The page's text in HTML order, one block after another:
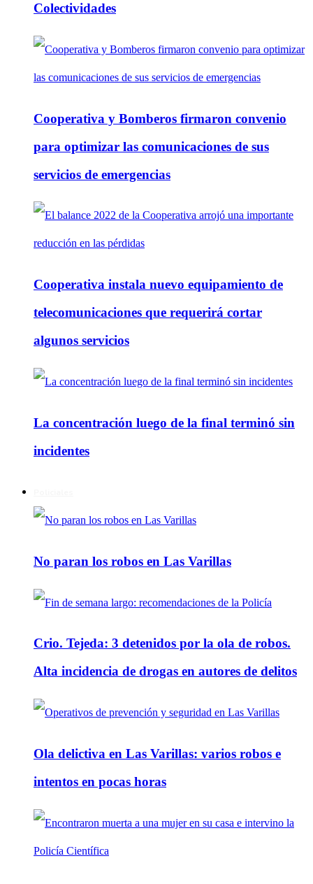
Colectividades
Cooperativa y Bomberos firmaron convenio
para optimizar las comunicaciones de sus
servicios de emergencias
Cooperativa instala nuevo equipamiento de
telecomunicaciones que requerirá cortar
algunos servicios
La concentración luego de la final terminó sin
incidentes
No paran los robos en Las Varillas
Crio. Tejeda: 3 detenidos por la ola de robos.
Alta incidencia de drogas en autores de delitos
Ola delictiva en Las Varillas: varios robos e
intentos en pocas horas